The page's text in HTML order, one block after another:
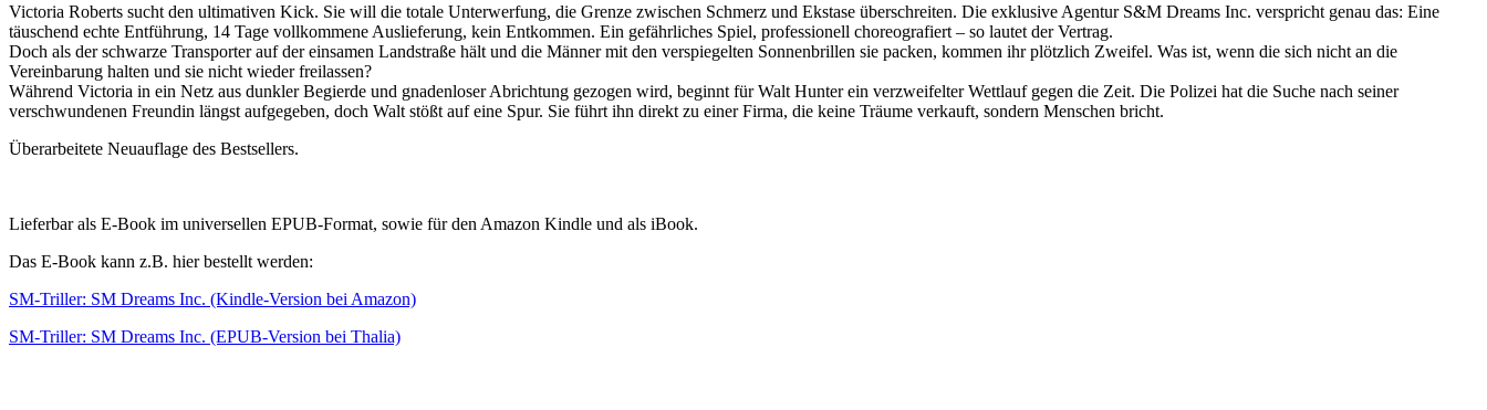
Victoria Roberts sucht den ultimativen Kick. Sie will die totale Unterwerfung, die Grenze zwischen Schmerz und Ekstase überschreiten. Die exklusive Agentur S&M Dreams Inc. verspricht genau das: Eine
täuschend echte Entführung, 14 Tage vollkommene Auslieferung, kein Entkommen. Ein gefährliches Spiel, professionell choreografiert – so lautet der Vertrag.
Doch als der schwarze Transporter auf der einsamen Landstraße hält und die Männer mit den verspiegelten Sonnenbrillen sie packen, kommen ihr plötzlich Zweifel. Was ist, wenn die sich nicht an die
Vereinbarung halten und sie nicht wieder freilassen?
Während Victoria in ein Netz aus dunkler Begierde und gnadenloser Abrichtung gezogen wird, beginnt für Walt Hunter ein verzweifelter Wettlauf gegen die Zeit. Die Polizei hat die Suche nach seiner
verschwundenen Freundin längst aufgegeben, doch Walt stößt auf eine Spur. Sie führt ihn direkt zu einer Firma, die keine Träume verkauft, sondern Menschen bricht.
Überarbeitete Neuauflage des Bestsellers.
Lieferbar als E-Book im universellen EPUB-Format, sowie für den Amazon Kindle und als iBook.
Das E-Book kann z.B. hier bestellt werden:
SM-Triller: SM Dreams Inc. (Kindle-Version bei Amazon)
SM-Triller: SM Dreams Inc. (EPUB-Version bei Thalia)